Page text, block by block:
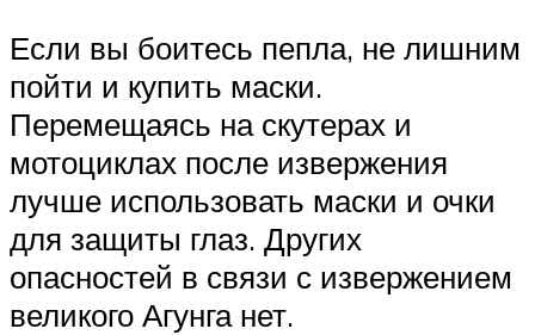
Если вы боитесь пепла, не лишним
пойти и купить маски.
Перемещаясь на скутерах и
мотоциклах после извержения
лучше использовать маски и очки
для защиты глаз. Других
опасностей в связи с извержением
великого Агунга нет. ⠀ ⠀